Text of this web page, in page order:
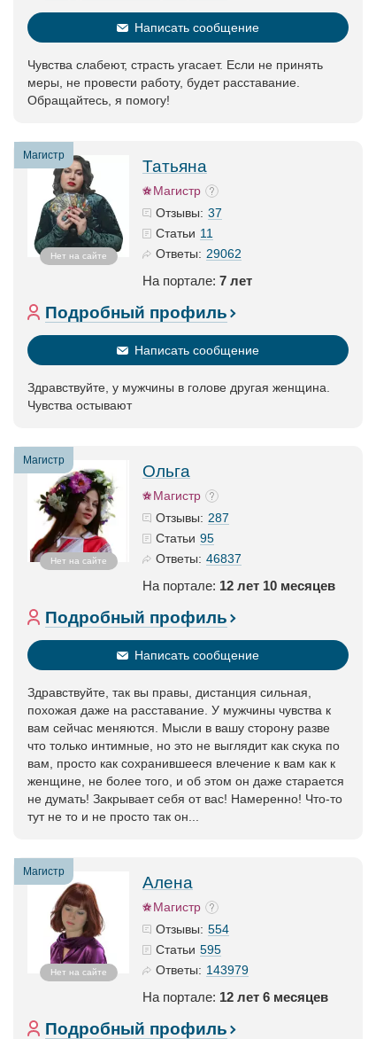
Написать сообщение
Чувства слабеют, страсть угасает. Если не принять
меры, не провести работу, будет расставание.
Обращайтесь, я помогу!
Магистр
Нет на сайте
Татьяна
Магистр
Отзывы: 37
Статьи 11
Ответы: 29062
На портале: 7 лет
Подробный профиль
Написать сообщение
Здравствуйте, у мужчины в голове другая женщина.
Чувства остывают
Магистр
Нет на сайте
Ольга
Магистр
Отзывы: 287
Статьи 95
Ответы: 46837
На портале: 12 лет 10 месяцев
Подробный профиль
Написать сообщение
Здравствуйте, так вы правы, дистанция сильная,
похожая даже на расставание. У мужчины чувства к
вам сейчас меняются. Мысли в вашу сторону разве
что только интимные, но это не выглядит как скука по
вам, просто как сохранившееся влечение к вам как к
женщине, не более того, и об этом он даже старается
не думать! Закрывает себя от вас! Намеренно! Что-то
тут не то и не просто так он...
Магистр
Нет на сайте
Алена
Магистр
Отзывы: 554
Статьи 595
Ответы: 143979
На портале: 12 лет 6 месяцев
Подробный профиль